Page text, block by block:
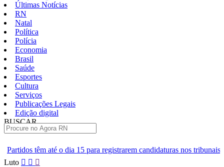
Últimas Notícias
RN
Natal
Política
Polícia
Economia
Brasil
Saúde
Esportes
Cultura
Serviços
Publicações Legais
Edição digital
BUSCAR
para registrarem candidaturas nos tribunais
Senai RN abre 2
Pular
Luto